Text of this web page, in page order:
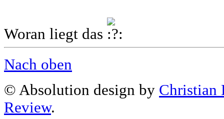
Woran liegt das
Nach oben
© Absolution design by Christian
Review.